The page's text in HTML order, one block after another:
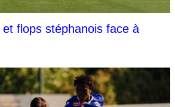
flops stéphanois face à